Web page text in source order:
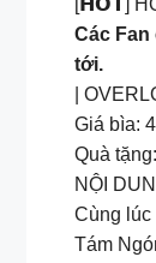
Các
tới.
|
Giá bìa:
Quà
NỘI
Cùng
Tám